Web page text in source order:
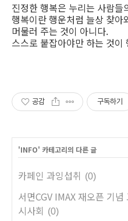
진정한 행복은 누리는 사람들
행복이란 행운처럼 늘상 찾아
머물러 주는 것이 아니다.
스스로 붙잡아야만 하는 것이
공감 구독하기
'INFO' 카테고리의 다른 글
카페인 과잉섭취 (0)
서면CGV IMAX 재오픈 기
시사회 (0)